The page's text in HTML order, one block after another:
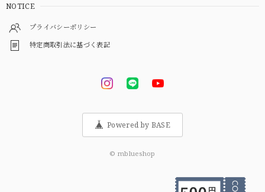
NOTICE
プライバシーポリシー
特定商取引法に基づく表記
Powered by BASE
© mblueshop